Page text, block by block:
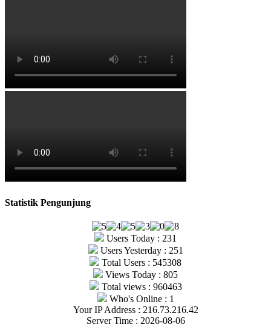
Statistik Pengunjung
Users Today : 231
Users Yesterday : 251
Total Users : 545308
Views Today : 805
Total views : 960463
Who's Online : 1
Your IP Address : 216.73.216.42
Server Time : 2026-08-06